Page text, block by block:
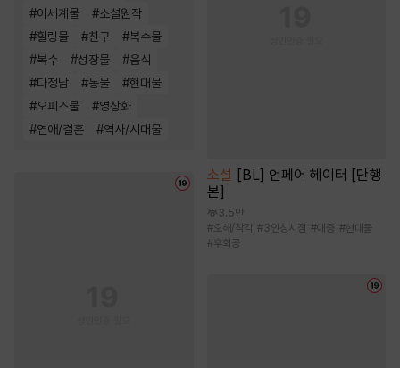
#이세계물 #소설원작
#힐링물 #친구 #복수물
#복수 #성장물 #음식
#다정남 #동물 #현대물
#오피스물 #영상화
#연애/결혼 #역사/시대물
소설
[BL] 언페어 헤이터 [단행
본]
3.5만
#오해/착각 #3인칭시점 #애증 #현대물
#후회공